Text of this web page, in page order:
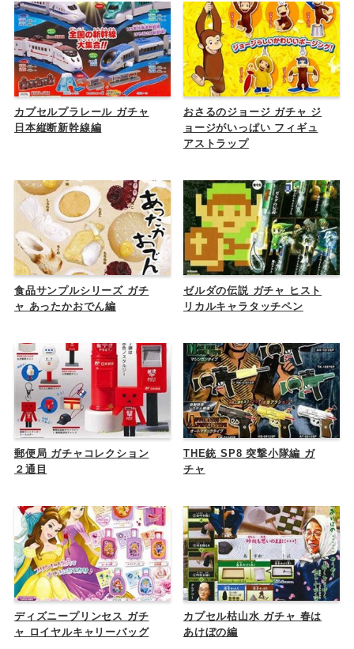
カプセルプラレール ガチャ
日本縦断新幹線編
おさるのジョージ ガチャ ジ
ョージがいっぱい フィギュ
アストラップ
食品サンプルシリーズ ガチ
ャ あったかおでん編
ゼルダの伝説 ガチャ ヒスト
リカルキャラタッチペン
郵便局 ガチャコレクション
２通目
THE銃 SP8 突撃小隊編 ガ
チャ
ディズニープリンセス ガチ
ャ ロイヤルキャリーバッグ
カプセル枯山水 ガチャ 春は
あけぼの編